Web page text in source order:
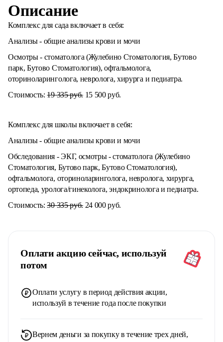
Описание
Комплекс для сада включает в себя:
Анализы - общие анализы крови и мочи
Осмотры - стоматолога (Жулебино Стоматология, Бутово
парк, Бутово Стоматология), офтальмолога,
оториноларинголога, невролога, хирурга и педиатра.
Стоимость:19 335 руб.15 500 руб.
Комплекс для школы включает в себя:
Анализы - общие анализы крови и мочи
Обследования - ЭКГ, осмотры - стоматолога (Жулебино
Стоматология, Бутово парк, Бутово Стоматология),
офтальмолога, оториноларинголога, невролога, хирурга,
ортопеда, уролога/гинеколога, эндокринолога и педиатра.
Стоимость:30 335 руб.24 000 руб.
Оплати акцию сейчас, используй
потом
Оплати услугу в период действия акции,
используй в течение года после покупки
Вернем деньги за покупку в течение трех дней,